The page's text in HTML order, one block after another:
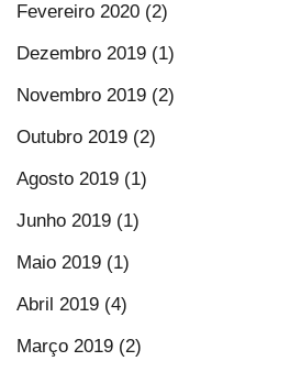
Fevereiro 2020 (2)
Dezembro 2019 (1)
Novembro 2019 (2)
Outubro 2019 (2)
Agosto 2019 (1)
Junho 2019 (1)
Maio 2019 (1)
Abril 2019 (4)
Março 2019 (2)